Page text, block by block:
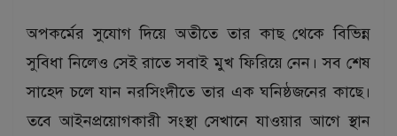
অপকর্মের সুযোগ দিয়ে অতীতে তার কাছ থেকে বিভিন্ন
সুবিধা নিলেও সেই রাতে সবাই মুখ ফিরিয়ে নেন। সব শেষ
সাহেদ চলে যান নরসিংদীতে তার এক ঘনিষ্ঠজনের কাছে।
তবে আইনপ্রয়োগকারী সংস্থা সেখানে যাওয়ার আগে স্থান